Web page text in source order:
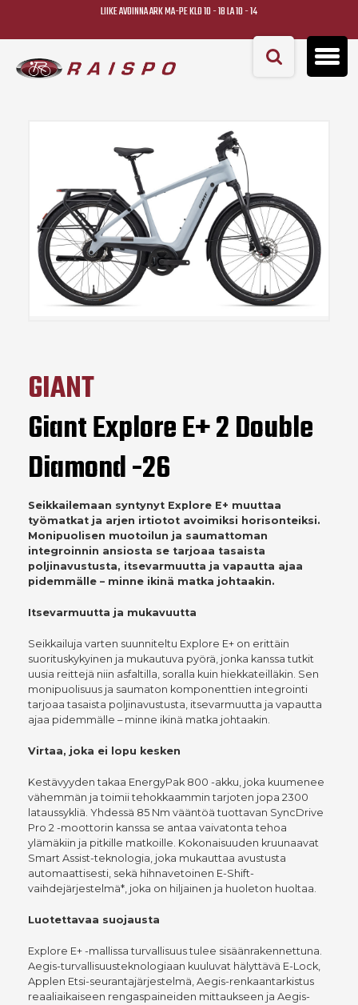
LIIKE AVOINNA ARK MA-PE KLO 10 - 18 LA 10 - 14
GIANT
Giant Explore E+ 2 Double
Diamond -26
Seikkailemaan syntynyt Explore E+ muuttaa
työmatkat ja arjen irtiotot avoimiksi horisonteiksi.
Monipuolisen muotoilun ja saumattoman
integroinnin ansiosta se tarjoaa tasaista
poljinavustusta, itsevarmuutta ja vapautta ajaa
pidemmälle – minne ikinä matka johtaakin.
Itsevarmuutta ja mukavuutta
Seikkailuja varten suunniteltu Explore E+ on erittäin
suorituskykyinen ja mukautuva pyörä, jonka kanssa tutkit
uusia reittejä niin asfaltilla, soralla kuin hiekkateilläkin. Sen
monipuolisuus ja saumaton komponenttien integrointi
tarjoaa tasaista poljinavustusta, itsevarmuutta ja vapautta
ajaa pidemmälle – minne ikinä matka johtaakin.
Virtaa, joka ei lopu kesken
Kestävyyden takaa EnergyPak 800 -akku, joka kuumenee
vähemmän ja toimii tehokkaammin tarjoten jopa 2300
lataussykliä. Yhdessä 85 Nm vääntöä tuottavan SyncDrive
Pro 2 -moottorin kanssa se antaa vaivatonta tehoa
ylämäkiin ja pitkille matkoille. Kokonaisuuden kruunaavat
Smart Assist-teknologia, joka mukauttaa avustusta
automaattisesti, sekä hihnavetoinen E-Shift-
vaihdejärjestelmä*, joka on hiljainen ja huoleton huoltaa.
Luotettavaa suojausta
Explore E+ -mallissa turvallisuus tulee sisäänrakennettuna.
Aegis-turvallisuusteknologiaan kuuluvat hälyttävä E-Lock,
Applen Etsi-seurantajärjestelmä, Aegis-renkaantarkistus
reaaliaikaiseen rengaspaineiden mittaukseen ja Aegis-